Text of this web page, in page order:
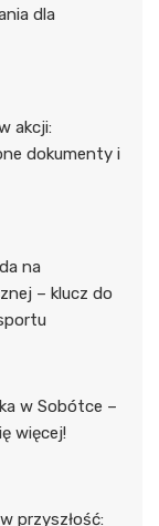
dla
akcji:
dokumenty i
na
– klucz do
w Sobótce –
więcej!
przyszłość: